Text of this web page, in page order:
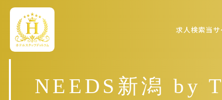
求人検索当
NEEDS新潟 by